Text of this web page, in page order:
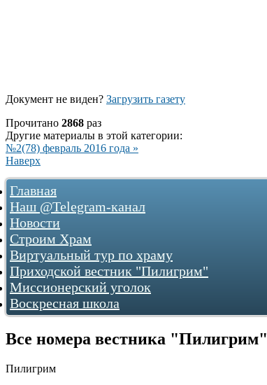
Документ не виден? Загрузить газету
Прочитано 2868 раз
Другие материалы в этой категории:
№2(78) февраль 2016 года »
Наверх
Главная
Наш @Telegram-канал
Новости
Строим Храм
О храме
Как нас найти
Фотогалереи
...как все начиналось
2009
2010
2012
Виртуальный тур по храму
Приходской вестник "Пилигрим"
Миссионерский уголок
Воскресная школа
Все номера вестника "Пилигрим"
Пилигрим